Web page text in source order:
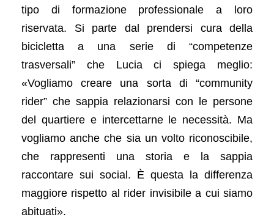
tipo di formazione professionale a loro
riservata. Si parte dal prendersi cura della
bicicletta a una serie di “competenze
trasversali” che Lucia ci spiega meglio:
«Vogliamo creare una sorta di “community
rider” che sappia relazionarsi con le persone
del quartiere e intercettarne le necessità. Ma
vogliamo anche che sia un volto riconoscibile,
che rappresenti una storia e la sappia
raccontare sui social. È questa la differenza
maggiore rispetto al rider invisibile a cui siamo
abituati».